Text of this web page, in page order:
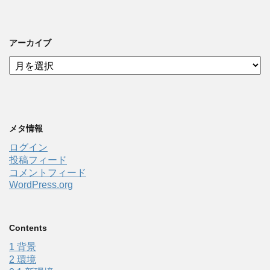
アーカイブ
ア
ー
メタ情報
ログイン
投稿フィード
コメントフィード
WordPress.org
Contents
1 背景
2 環境